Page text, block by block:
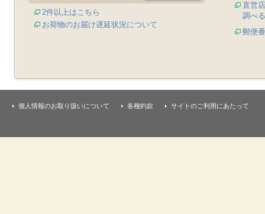
2件以上はこちら
お荷物のお届け遅延状況について
直営
調べる
郵便
個人情報のお取り扱いについて 各種約款 サイトのご利用にあたって